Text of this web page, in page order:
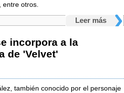
otros.
Leer más
incorpora a la
de 'Velvet'
también conocido por el personaje